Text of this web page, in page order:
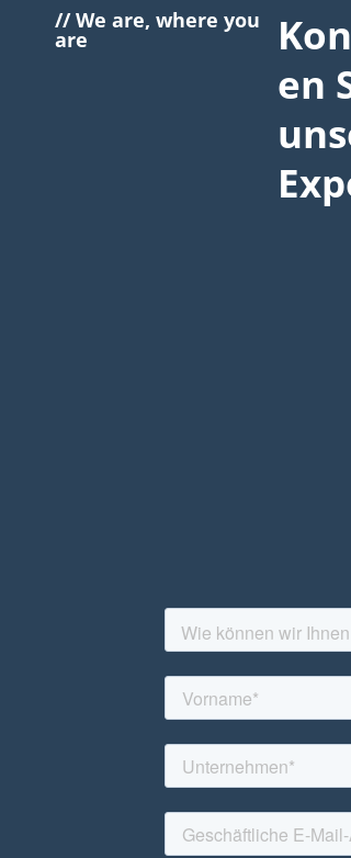
// We are, where you
are
en